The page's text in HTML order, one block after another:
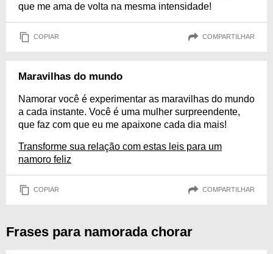
que me ama de volta na mesma intensidade!
COPIAR COMPARTILHAR
Maravilhas do mundo
Namorar você é experimentar as maravilhas do mundo
a cada instante. Você é uma mulher surpreendente,
que faz com que eu me apaixone cada dia mais!
Transforme sua relação com estas leis para um
namoro feliz
COPIAR COMPARTILHAR
Frases para namorada chorar